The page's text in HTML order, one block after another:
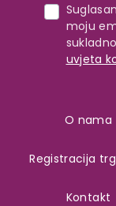
moju
uvjeta
O nama
Registracija
Kontakt